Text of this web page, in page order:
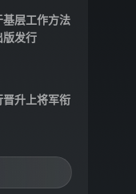
基层工作方法
版发行
晋升上将军衔